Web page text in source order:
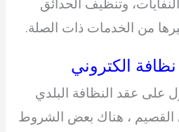
وتنظيف الحدائق
من الخدمات ذات الصلة.
الكتروني
على عقد النظافة البلدي
القصيم ، هناك بعض الشروط